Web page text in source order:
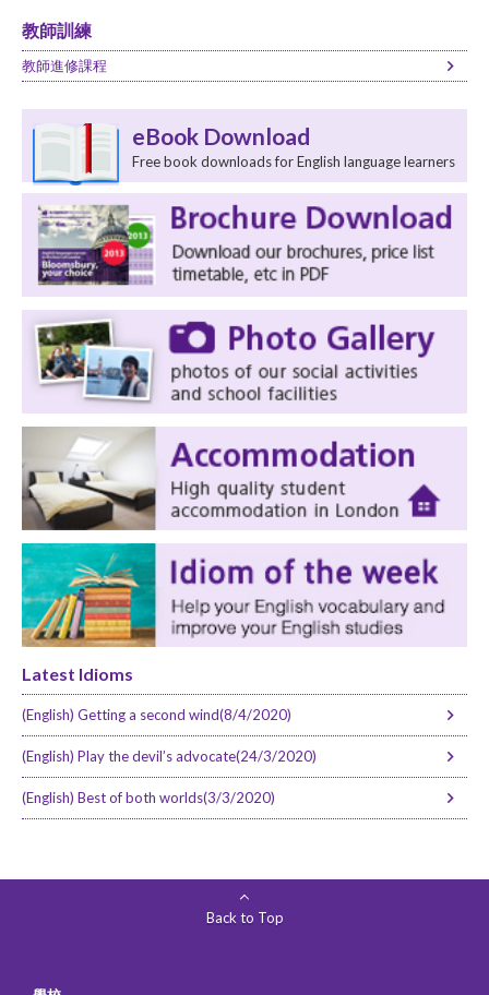
教師訓練
教師進修課程
eBook Download
Free book downloads for English language learners
Latest Idioms
(English) Getting a second wind(8/4/2020)
(English) Play the devil’s advocate(24/3/2020)
(English) Best of both worlds(3/3/2020)
Back to Top